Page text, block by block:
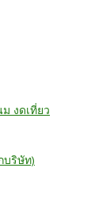
งดเที่ยว
บริษัท)